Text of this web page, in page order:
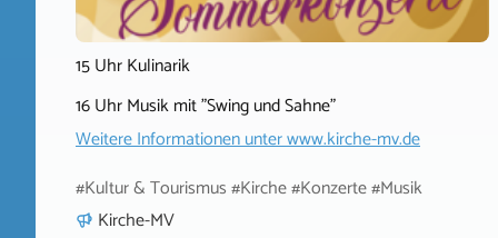
15 Uhr Kulinarik
16 Uhr Musik mit "Swing und Sahne"
Weitere Informationen unterwww.kirche-mv.de
#Kultur & Tourismus #Kirche #Konzerte #Musik
Kirche-MV